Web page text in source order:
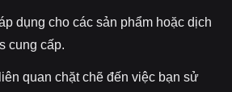
dụng cho các sản phẩm hoặc dịch
cung cấp.
quan chặt chẽ đến việc bạn sử